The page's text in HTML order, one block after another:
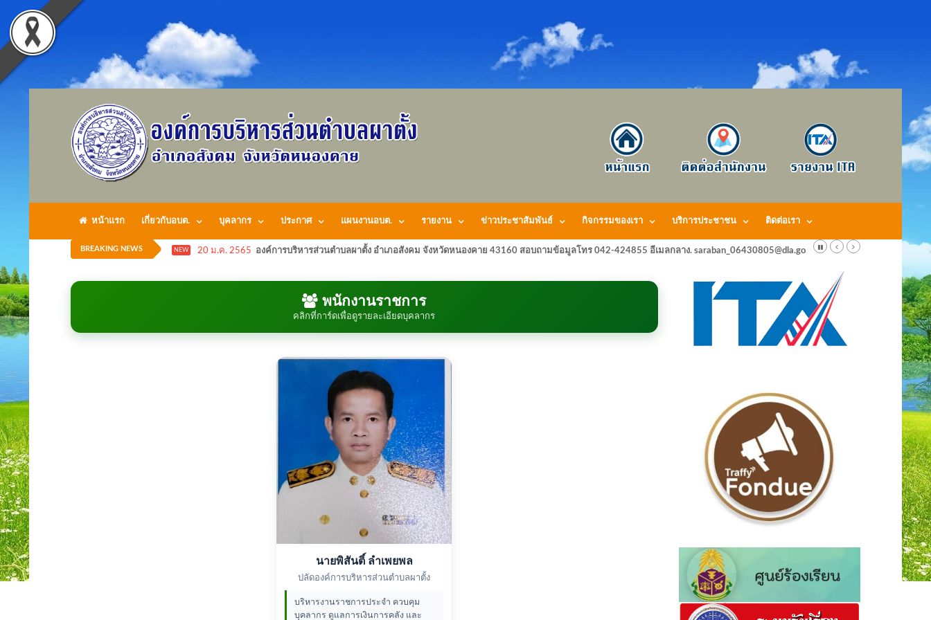
หน้าแรก เกี่ยวกับอบต. บุคลากร ประกาศ แผนงานอบต. รายงาน ข่าวประชาสัมพันธ์ กิจกรรมของเรา บริการประชาชน ติดต่อเรา
BREAKING NEWS NEW 20 ม.ค. 2565 องค์การบริหารส่วนตำบลผาตั้ง อำเภอสังคม จังหวัดหนองคาย 43160 สอบถามข้อมูลโทร 042-424855 อีเมลกลาง. saraban_06430805@dla.go.th
พนักงานราชการ
คลิกที่การ์ดเพื่อดูรายละเอียดบุคลากร
นายพิสันติ์ ลำเพยพล
ปลัดองค์การบริหารส่วนตำบลผาตั้ง
บริหารงานราชการประจำ ควบคุม
บุคลากร ดูแลการเงินการคลัง และ